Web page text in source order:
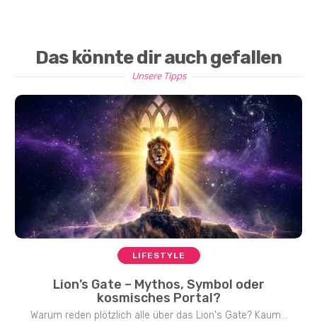
Das könnte dir auch gefallen
Unsere Tipps
LIFESTYLE
Lion’s Gate – Mythos, Symbol oder
kosmisches Portal?
Warum reden plötzlich alle über das Lion's Gate? Kaum...